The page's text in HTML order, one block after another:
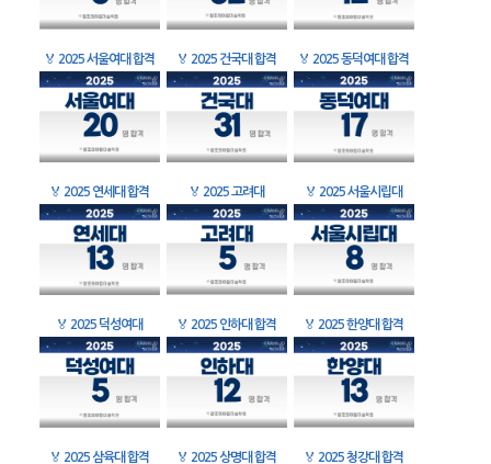
🏅 2025 서울여대 합격 🏅 2025 건국대 합격 🏅 2025 동덕여대 합격
🏅 2025 연세대 합격 🏅 2025 고려대 🏅 2025 서울시립대
🏅 2025 덕성여대 🏅 2025 인하대 합격 🏅 2025 한양대 합격
🏅 2025 삼육대 합격 🏅 2025 상명대 합격 🏅 2025 청강대 합격